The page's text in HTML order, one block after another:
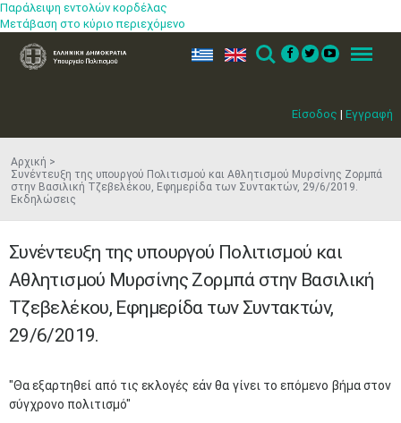
Παράλειψη εντολών κορδέλας
Μετάβαση στο κύριο περιεχόμενο
Είσοδος | Εγγραφή
ελ en Search Menu
Αρχική
Συνέντευξη της υπουργού Πολιτισμού και Αθλητισμού Μυρσίνης Ζορμπά
στην Βασιλική Τζεβελέκου, Εφημερίδα των Συντακτών, 29/6/2019.
Εκδηλώσεις
Συνέντευξη της υπουργού Πολιτισμού και
Αθλητισμού Μυρσίνης Ζορμπά στην Βασιλική
Τζεβελέκου, Εφημερίδα των Συντακτών,
29/6/2019.
"Θα εξαρτηθεί από τις εκλογές εάν θα γίνει το επόμενο βήμα στον
σύγχρονο πολιτισμό"